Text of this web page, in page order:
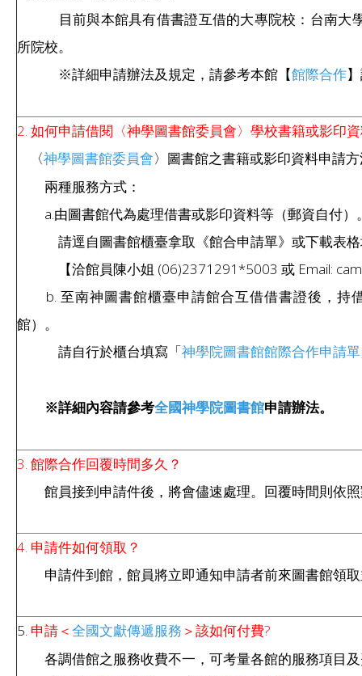
目前與本館具有借書證互借的大專院校：台南大學
所院校。
※詳細申請辦法及規定，請參考本館【館際合作
2. 如何申請借閱〈神學圖書館委員會〉學校書籍或影印
〈神學圖書館委員會〉圖書館之書籍或影印資料申請
兩種服務方式：
a.由圖書館代為處理借書或影印資料等（郵資自付）
請逕自圖書館櫃臺拿取《館合申請單》或下載表格
【洽館員陳小姐 (06)2371291*5003 或 Email:
b. 至南神圖書館櫃臺申請館合互借借書證後，持
館）。
請自行於櫃台填寫「神學院圖書館館際合作申請單
※詳細內容請參考全國神學院圖書館申請辦法。
3. 館際合作回覆時間多久？
館員接到申請件後，將會儘速處理。回覆時間則依照
4. 申請件如何領取？
申請件到館，館員將立即通知申請者前來圖書館領取
5. 申請＜ 全國文獻傳遞服務 ＞該如何付費?
各調借館之服務收費不一，可考量各館的服務項目及